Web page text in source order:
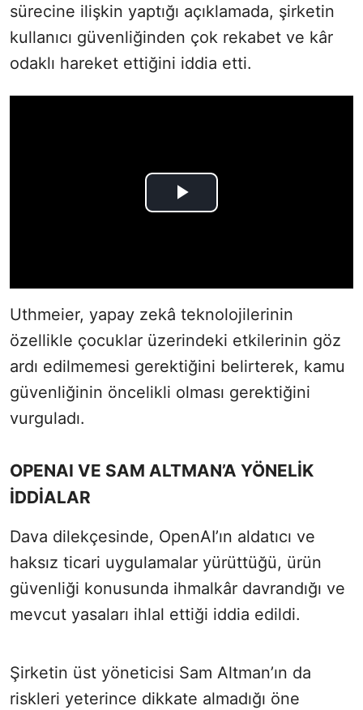
sürecine ilişkin yaptığı açıklamada, şirketin
kullanıcı güvenliğinden çok rekabet ve kâr
odaklı hareket ettiğini iddia etti.
Uthmeier, yapay zekâ teknolojilerinin
özellikle çocuklar üzerindeki etkilerinin göz
ardı edilmemesi gerektiğini belirterek, kamu
güvenliğinin öncelikli olması gerektiğini
vurguladı.
OPENAI VE SAM ALTMAN’A YÖNELİK
İDDİALAR
Dava dilekçesinde, OpenAI’ın aldatıcı ve
haksız ticari uygulamalar yürüttüğü, ürün
güvenliği konusunda ihmalkâr davrandığı ve
mevcut yasaları ihlal ettiği iddia edildi.
Şirketin üst yöneticisi Sam Altman’ın da
riskleri yeterince dikkate almadığı öne